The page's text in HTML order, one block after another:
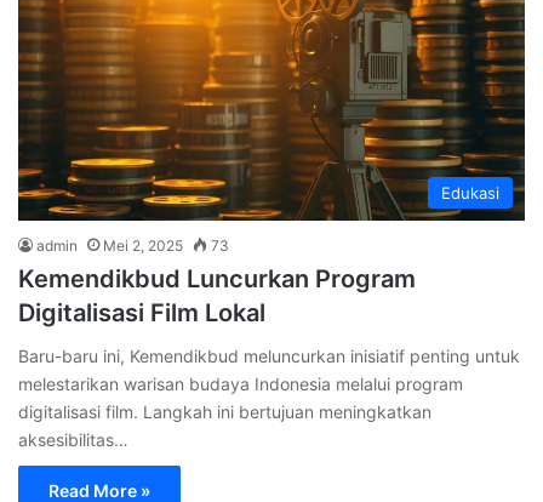
Edukasi
admin Mei 2, 2025 73
Kemendikbud Luncurkan Program
Digitalisasi Film Lokal
Baru-baru ini, Kemendikbud meluncurkan inisiatif penting untuk
melestarikan warisan budaya Indonesia melalui program
digitalisasi film. Langkah ini bertujuan meningkatkan
aksesibilitas…
Read More »